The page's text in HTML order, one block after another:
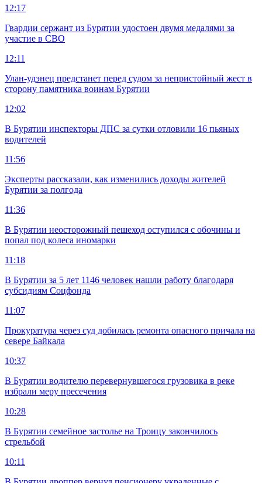
12:17
Гвардии сержант из Бурятии удостоен двумя медалями за
участие в СВО
12:11
Улан-удэнец предстанет перед судом за непристойный жест в
сторону памятника воинам Бурятии
12:02
В Бурятии инспекторы ДПС за сутки отловили 16 пьяных
водителей
11:56
Эксперты рассказали, как изменились доходы жителей
Бурятии за полгода
11:36
В Бурятии неосторожный пешеход оступился с обочины и
попал под колеса иномарки
11:18
В Бурятии за 5 лет 1146 человек нашли работу благодаря
субсидиям Соцфонда
11:07
Прокуратура через суд добилась ремонта опасного причала на
севере Байкала
10:37
В Бурятии водителю перевернувшегося грузовика в реке
избрали меру пресечения
10:28
В Бурятии семейное застолье на Троицу закончилось
стрельбой
10:11